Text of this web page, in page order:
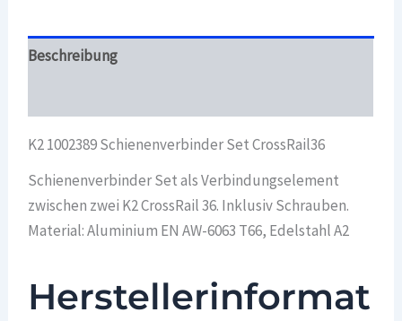
Beschreibung
K2 1002389 Schienenverbinder Set CrossRail36
Schienenverbinder Set als Verbindungselement
zwischen zwei K2 CrossRail 36. Inklusiv Schrauben.
Material: Aluminium EN AW-6063 T66, Edelstahl A2
Herstellerinformat